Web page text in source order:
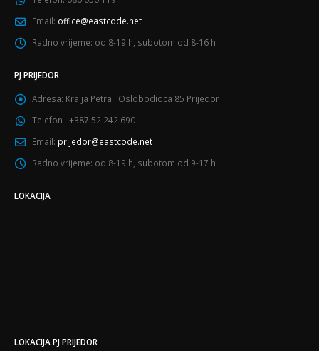
Email: office@eastcode.net
Radno vrijeme: od 8-19 h, subotom od 8-16 h
PJ PRIJEDOR
Adresa: Kralja Petra I Oslobodioca 85 Prijedor
Telefon : +387 52 242 690
Email: prijedor@eastcode.net
Radno vrijeme: od 8-19 h, subotom od 9-17 h
LOKACIJA
LOKACIJA PJ PRIJEDOR